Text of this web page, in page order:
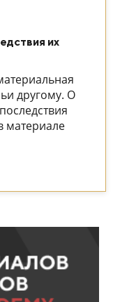
их
другому. О
материале